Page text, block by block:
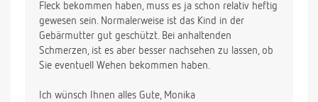
Fleck bekommen haben, muss es ja schon relativ heftig
gewesen sein. Normalerweise ist das Kind in der
Gebärmutter gut geschützt. Bei anhaltenden
Schmerzen, ist es aber besser nachsehen zu lassen, ob
Sie eventuell Wehen bekommen haben.
Ich wünsch Ihnen alles Gute, Monika